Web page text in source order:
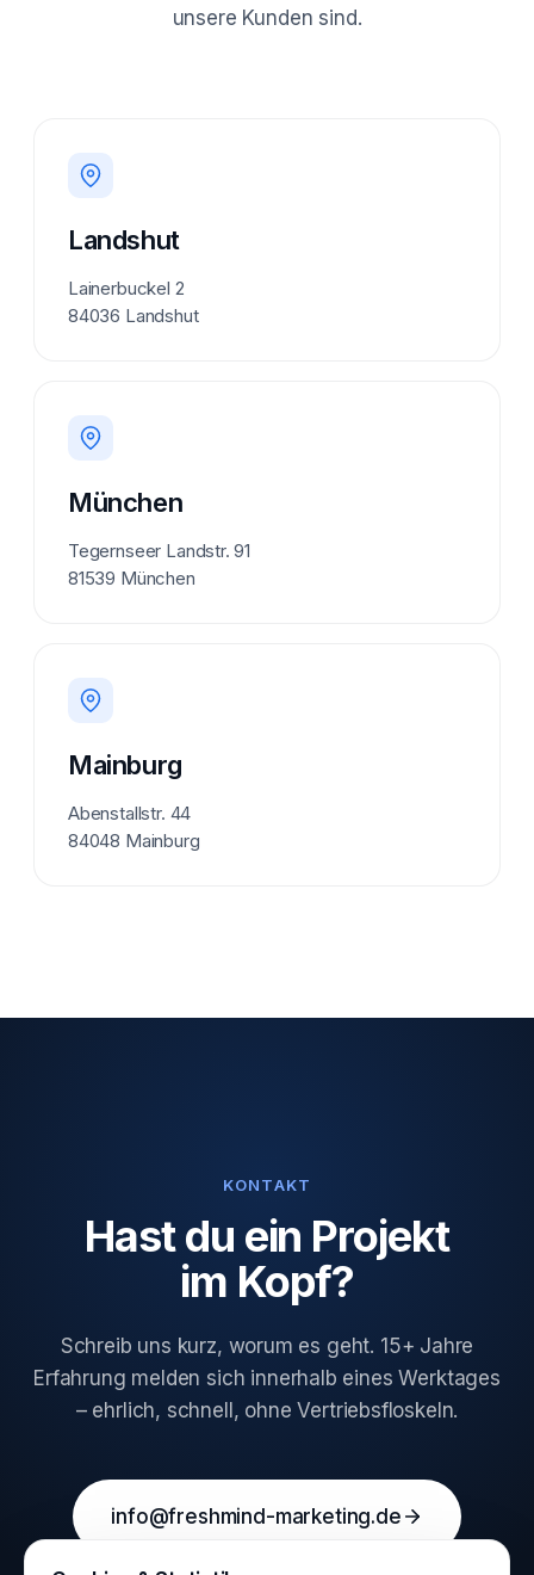
unsere Kunden sind.
Landshut
Lainerbuckel 2
84036 Landshut
München
Tegernseer Landstr. 91
81539 München
Mainburg
Abenstallstr. 44
84048 Mainburg
KONTAKT
Hast du ein Projekt
im Kopf?
Schreib uns kurz, worum es geht. 15+ Jahre
Erfahrung melden sich innerhalb eines Werktages
– ehrlich, schnell, ohne Vertriebsfloskeln.
info@freshmind-marketing.de